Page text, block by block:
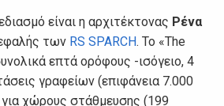
είναι η αρχιτέκτονας Ρένα
των RS SPARCH. Το «The
επτά ορόφους -ισόγειο, 4
γραφείων (επιφάνεια 7.000
για χώρους στάθμευσης (199